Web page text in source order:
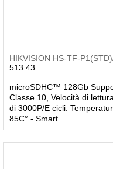
HIKVISION HS-TF-
513.43
microSDHC™ 128Gb
Classe 10, Velocità di
di 3000P/E cicli.
85C° - Smart...